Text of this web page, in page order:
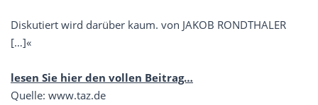
Diskutiert wird darüber kaum. von JAKOB RONDTHALER
[…]«
lesen Sie hier den vollen Beitrag…
Quelle: www.taz.de